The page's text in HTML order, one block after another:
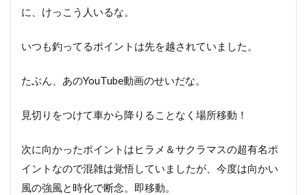
に、けっこう人いるな。
いつも釣ってるポイントは先を越されていました。
たぶん、あのYouTube動画のせいだな。
見切りをつけて車から降りることなく場所移動！
次に向かったポイントはヒラメ＆サクラマスの超有名ポ
イントなので混雑は覚悟していましたが、今度は向かい
風の強風と時化で断念。即移動。